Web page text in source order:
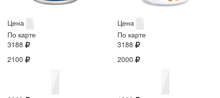
Цена
По карте
3188
2100
Цена
По карте
3188
2000